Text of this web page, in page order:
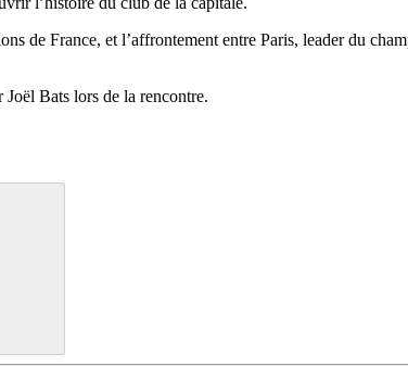
de France, et l’affrontement entre Paris, leader du
Bats lors de la rencontre.